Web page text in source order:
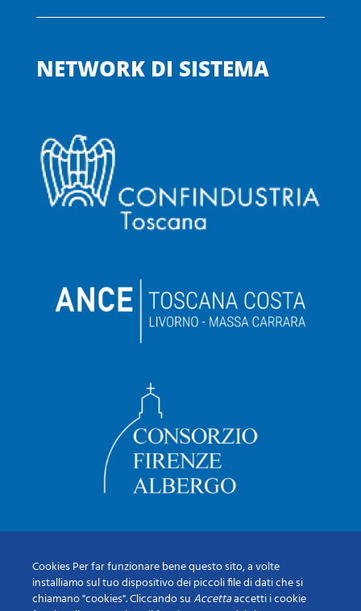
NETWORK DI SISTEMA
Cookies Per far funzionare bene questo sito, a volte
installiamo sul tuo dispositivo dei piccoli file di dati che si
chiamano "cookies". Cliccando suAccettaaccetti i cookie